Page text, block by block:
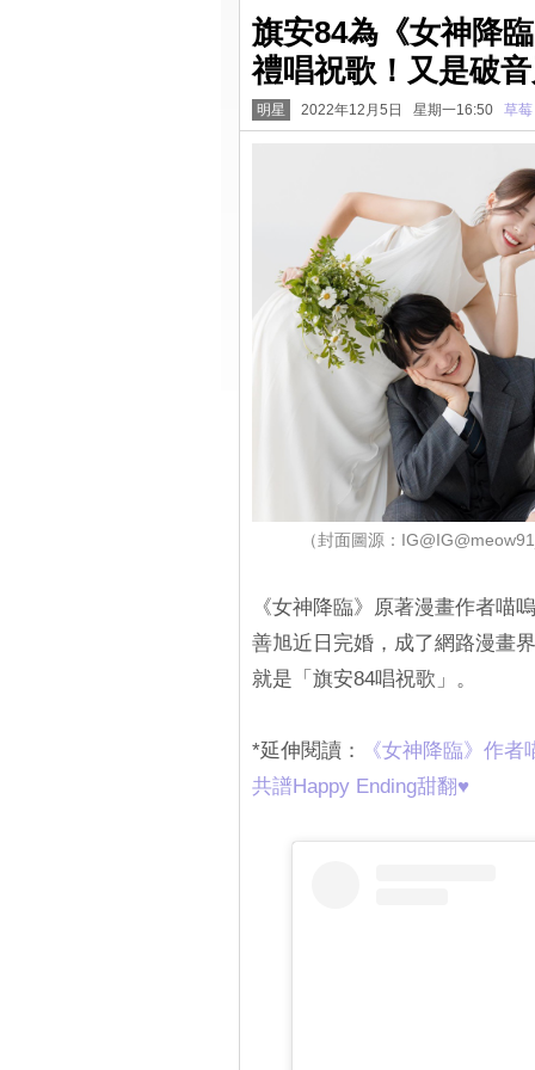
旗安84為《女神降
禮唱祝歌！又是破
明星 2022年12月5日 星期一16:50 草莓
（封面圖源：
《女神降臨》原著漫畫作者喵
善旭近日完婚，成了網路漫畫
就是「旗安84唱祝歌」。
*延伸閱讀：
《女神降臨》作
共譜Happy Ending甜翻♥️